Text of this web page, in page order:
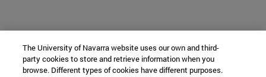
The University of Navarra website uses our own and third-
party cookies to store and retrieve information when you
browse. Different types of cookies have different purposes.